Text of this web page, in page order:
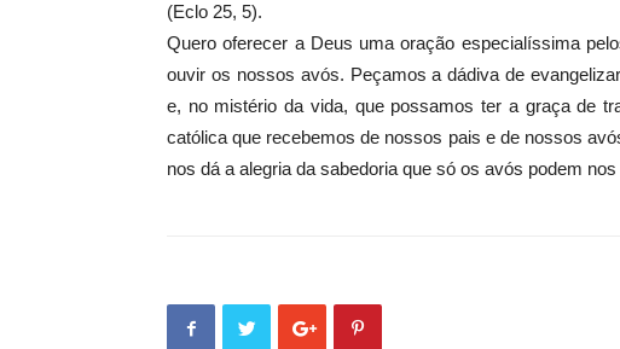
(Eclo 25, 5).
Quero oferecer a Deus uma oração especialíssima
ouvir os nossos avós. Peçamos a dádiva de
e, no mistério da vida, que possamos ter a graça de
católica que recebemos de nossos pais e de nossos
nos dá a alegria da sabedoria que só os avós podem